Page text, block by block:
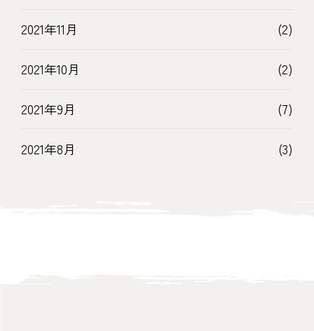
2021年11月 (2)
2021年10月 (2)
2021年9月 (7)
2021年8月 (3)